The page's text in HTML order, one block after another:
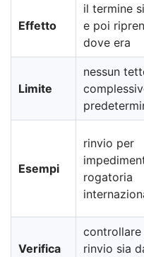
Effetto
il termine
e poi
dove era
Limite
nessun
Esempi
rinvio per
rogatoria
Verifica
controllare
rinvio sia